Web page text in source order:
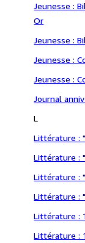
Jeunesse :
Or
Jeunesse :
Jeunesse :
Jeunesse :
Journal
L
Littérature :
Littérature :
Littérature :
Littérature :
Littérature :
Littérature :